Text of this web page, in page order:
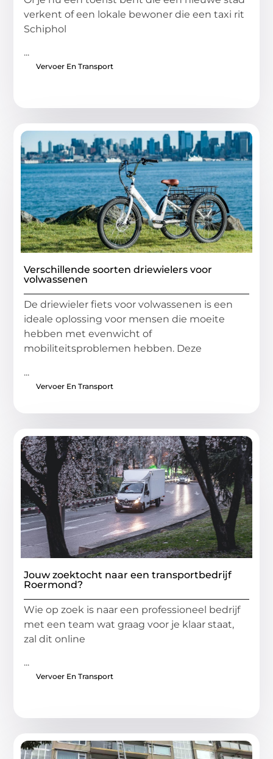
verkent of een lokale bewoner die een taxi rit
Schiphol
...
Vervoer En Transport
Verschillende soorten driewielers voor
volwassenen
De driewieler fiets voor volwassenen is een
ideale oplossing voor mensen die moeite
hebben met evenwicht of
mobiliteitsproblemen hebben. Deze
...
Vervoer En Transport
Jouw zoektocht naar een transportbedrijf
Roermond?
Wie op zoek is naar een professioneel bedrijf
met een team wat graag voor je klaar staat,
zal dit online
...
Vervoer En Transport